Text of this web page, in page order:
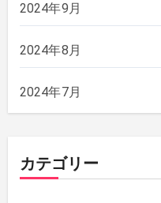
2024年9月
2024年8月
2024年7月
カテゴリー